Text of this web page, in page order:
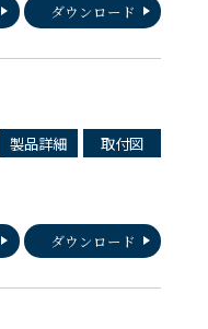
ダウンロード
製品詳細 取付図
ダウンロード